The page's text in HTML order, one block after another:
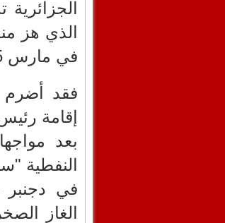
الذي هز
في مارس 2015.
فقد أضرم
إقامة
بعد
النفطية
الغاز